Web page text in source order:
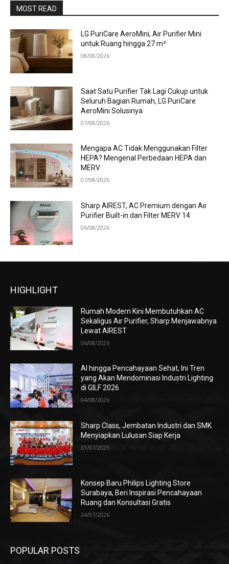
MOST READ
LG PuriCare AeroMini, Air Purifier Mini
untuk Ruang hingga 27 m²
08/08/2026
Saat Satu Purifier Tak Lagi Cukup untuk
Seluruh Bagian Rumah, LG PuriCare
AeroMini Solusinya
07/08/2026
Mengapa AC Tidak Menggunakan Filter
HEPA? Mengenal Perbedaan HEPA dan
MERV
07/08/2026
Sharp AIREST, AC Premium dengan Air
Purifier Built-in dan Filter MERV 14
06/08/2026
HIGHLIGHT
Rumah Modern Kini Membutuhkan AC
Sekaligus Air Purifier, Sharp Menjawabnya
Lewat AIREST
06/08/2026
AI hingga Pencahayaan Sehat, Ini Tren
yang Akan Mendominasi Industri Lighting
di GILF 2026
04/08/2026
Sharp Class, Jembatan Industri dan SMK
Menyiapkan Lulusan Siap Kerja
31/07/2026
Konsep Baru Philips Lighting Store
Surabaya, Beri Inspirasi Pencahayaan
Ruang dan Konsultasi Gratis
24/07/2026
POPULAR POSTS